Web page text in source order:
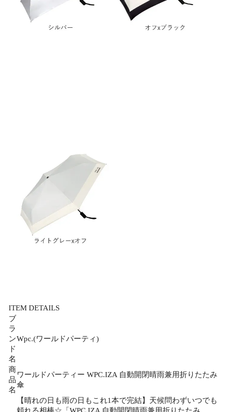
ITEM DETAILS
ブ
ラ
ン
ド
名
Wpc.(ワールドパーティ)
商
品
名
ワールドパーティー WPC.IZA 自動開閉晴雨兼用折りたたみ
傘
【晴れの日も雨の日もこれ1本で完結】天候問わずいつでも